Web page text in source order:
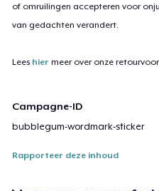
of omruilingen accepteren voor
van gedachten verandert.
Lees hier meer over onze
Campagne-ID
bubblegum-wordmark-sticker
Rapporteer deze inhoud